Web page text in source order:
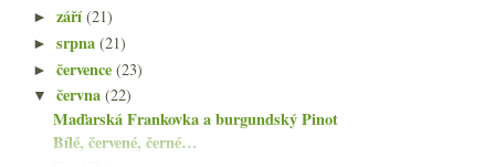
►září(21)
►srpna(21)
►července(23)
▼června(22)
Maďarská Frankovka a burgundský Pinot
Bílé, červené, černé…